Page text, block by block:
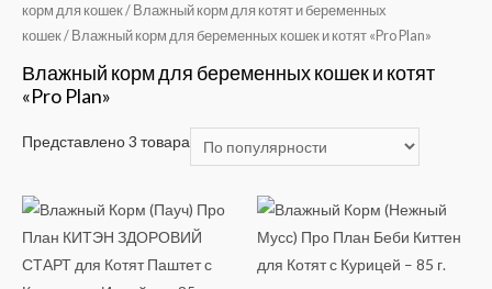
корм для кошек/ Влажный корм для котят и беременных
кошек/ Влажный корм для беременных кошек и котят «Pro Plan»
Влажный корм для беременных кошек и котят
«Pro Plan»
Представлено 3 товара